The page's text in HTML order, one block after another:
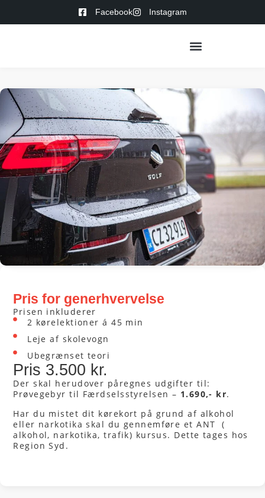
Facebook Instagram
Pris for generhvervelse
Prisen inkluderer
2 kørelektioner á 45 min
Leje af skolevogn
Ubegrænset teori
Pris 3.500 kr.
Der skal herudover påregnes udgifter til:
Prøvegebyr til Færdselsstyrelsen – 1.690,- kr.
Har du mistet dit kørekort på grund af alkohol
eller narkotika skal du gennemføre et ANT (
alkohol, narkotika, trafik) kursus. Dette tages hos
Region Syd.